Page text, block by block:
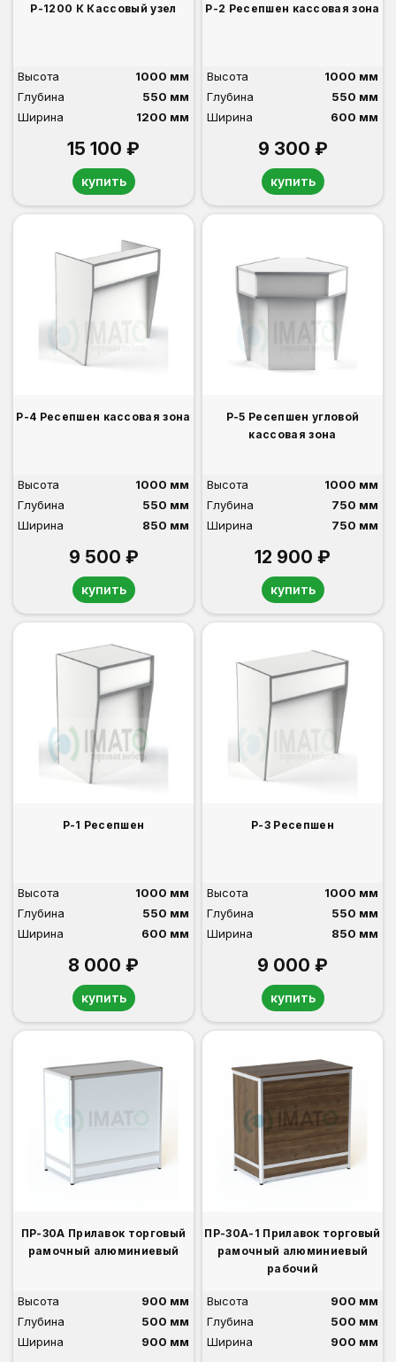
Р-1200 К Кассовый узел
Высота
1000 мм
Глубина
550 мм
Ширина
1200 мм
15 100 ₽
купить
Р-2 Ресепшен кассовая зона
Высота
1000 мм
Глубина
550 мм
Ширина
600 мм
9 300 ₽
купить
Р-4 Ресепшен кассовая зона
Высота
1000 мм
Глубина
550 мм
Ширина
850 мм
9 500 ₽
купить
Р-5 Ресепшен угловой
кассовая зона
Высота
1000 мм
Глубина
750 мм
Ширина
750 мм
12 900 ₽
купить
Р-1 Ресепшен
Высота
1000 мм
Глубина
550 мм
Ширина
600 мм
8 000 ₽
купить
Р-3 Ресепшен
Высота
1000 мм
Глубина
550 мм
Ширина
850 мм
9 000 ₽
купить
ПР-30А Прилавок торговый
рамочный алюминиевый
Высота
900 мм
Глубина
500 мм
Ширина
900 мм
ПР-30А-1 Прилавок торговый
рамочный алюминиевый
рабочий
Высота
900 мм
Глубина
500 мм
Ширина
900 мм